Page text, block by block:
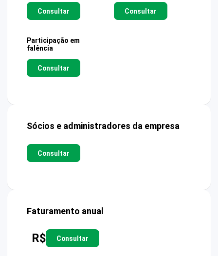
Consultar Consultar
Participação em
falência
Consultar
Sócios e administradores da empresa
Consultar
Faturamento anual
R$ Consultar